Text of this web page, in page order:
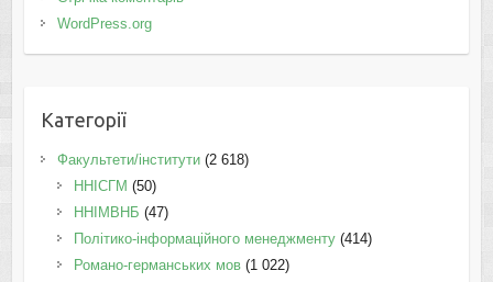
WordPress.org
Категорії
Факультети/інститути(2 618)
ННІСГМ (50)
ННІМВНБ (47)
Політико-інформаційного менеджменту(414)
Романо-германських мов(1 022)